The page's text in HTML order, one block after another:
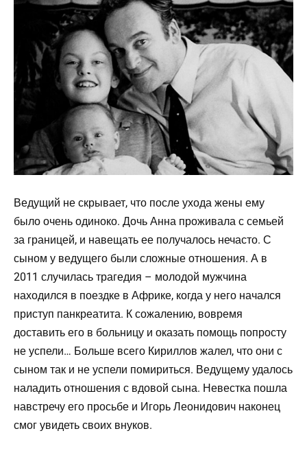
Ведущий не скрывает, что после ухода жены ему
было очень одиноко. Дочь Анна проживала с семьей
за границей, и навещать ее получалось нечасто. С
сыном у ведущего были сложные отношения. А в
2011 случилась трагедия – молодой мужчина
находился в поездке в Африке, когда у него начался
приступ панкреатита. К сожалению, вовремя
доставить его в больницу и оказать помощь попросту
не успели… Больше всего Кириллов жалел, что они с
сыном так и не успели помириться. Ведущему удалось
наладить отношения с вдовой сына. Невестка пошла
навстречу его просьбе и Игорь Леонидович наконец
смог увидеть своих внуков.